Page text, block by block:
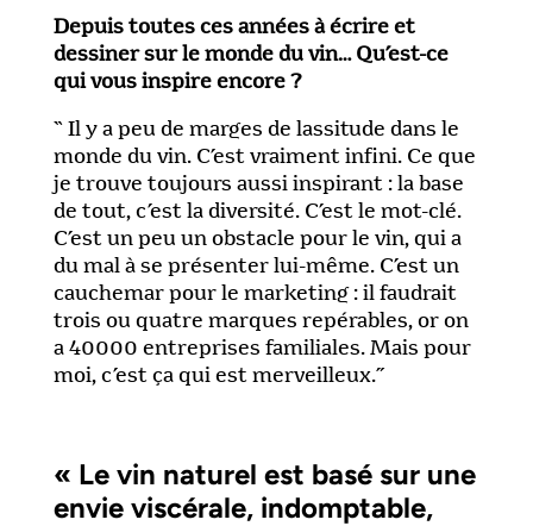
Depuis toutes ces années à écrire et
dessiner sur le monde du vin… Qu’est-ce
qui vous inspire encore ?
“ Il y a peu de marges de lassitude dans le
monde du vin. C’est vraiment infini. Ce que
je trouve toujours aussi inspirant : la base
de tout, c’est la diversité. C’est le mot-clé.
C’est un peu un obstacle pour le vin, qui a
du mal à se présenter lui-même. C’est un
cauchemar pour le marketing : il faudrait
trois ou quatre marques repérables, or on
a 40000 entreprises familiales. Mais pour
moi, c’est ça qui est merveilleux.”
« Le vin naturel est basé sur une
envie viscérale, indomptable,